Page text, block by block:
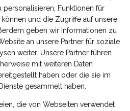
Funktionen für
und die Zugriffe auf unsere
geben wir Informationen zu
an unsere Partner für soziale
weiter. Unsere Partner führen
mit weiteren Daten
haben oder die sie im
gesammelt haben.
die von Webseiten verwendet